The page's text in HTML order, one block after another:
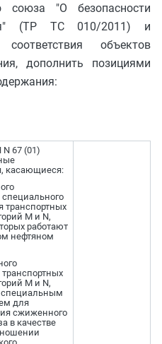
союза "О безопасности
(ТР ТС 010/2011) и
объектов
дополнить позициями
67 (01)
касающиеся:
транспортных
M и N,
работают
нефтяном
M и N,
для
сжиженного
в качестве